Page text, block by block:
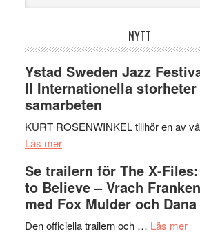
webbplatsen
NYTT
Ystad Sweden Jazz
II Internationella storheter
samarbeten
KURT ROSENWINKEL tillhör en av
Läs merom
Sweden
Jazz
Festival
2026
Se trailern för The X-
to Believe – Vrach
med Fox Mulder och
Den officiella trailern och … Läs merom